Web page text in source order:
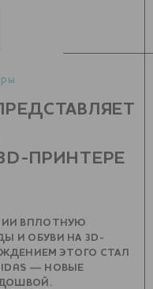
ПРИНТЕРЕ
ВПЛОТНУЮ
И ОБУВИ НА 3D-
ЭТОГО СТАЛ
— НОВЫЕ